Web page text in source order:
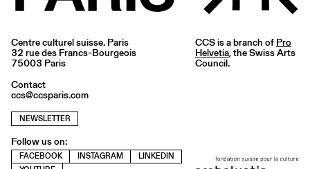
Centre culturel suisse. Paris
32 rue des Francs-Bourgeois
75003 Paris
Contact
ccs@ccsparis.com
NEWSLETTER
Follow us on:
FACEBOOK INSTAGRAM
LINKEDIN
CCS is a branch of Pro
Helvetia, the Swiss Arts
Council.